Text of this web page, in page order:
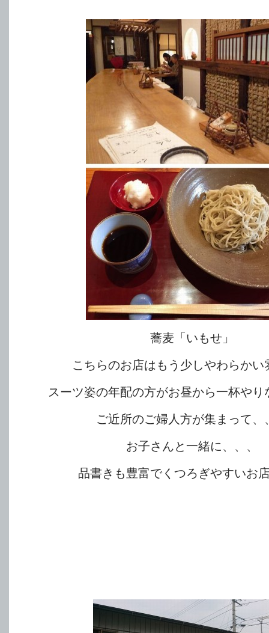
蕎麦「いもせ」
こちらのお店はもう少しやわらかい
スーツ姿の年配の方がお昼から一杯やり
ご近所のご婦人方が集まって、
お子さんと一緒に、、、
品書きも豊富でくつろぎやすいお